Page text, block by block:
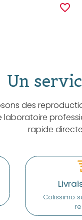
favorite_border
Un
des
laboratoire
rapide
Colissimo